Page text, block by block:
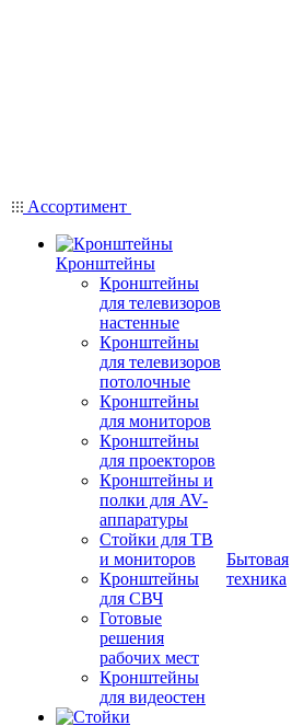
Ассортимент
Кронштейны
Кронштейны
для телевизоров
настенные
Кронштейны
для телевизоров
потолочные
Кронштейны
для мониторов
Кронштейны
для проекторов
Кронштейны и
полки для AV-
аппаратуры
Стойки для ТВ
и мониторов
Кронштейны
для СВЧ
Готовые
решения
рабочих мест
Кронштейны
для видеостен
Бытовая
техника